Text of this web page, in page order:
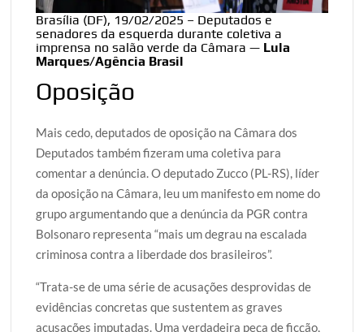
Brasília (DF), 19/02/2025 – Deputados e
senadores da esquerda durante coletiva a
imprensa no salão verde da Câmara — Lula
Marques/Agência Brasil
Oposição
Mais cedo, deputados de oposição na Câmara dos
Deputados também fizeram uma coletiva para
comentar a denúncia. O deputado Zucco (PL-RS), líder
da oposição na Câmara, leu um manifesto em nome do
grupo argumentando que a denúncia da PGR contra
Bolsonaro representa “mais um degrau na escalada
criminosa contra a liberdade dos brasileiros”.
“Trata-se de uma série de acusações desprovidas de
evidências concretas que sustentem as graves
acusações imputadas. Uma verdadeira peça de ficção,